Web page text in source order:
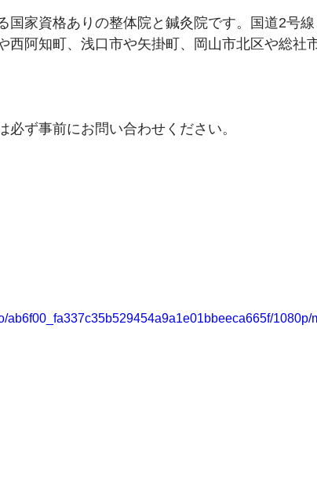
国家資格ありの整体院と鍼灸院です。国道2号
西阿知町、浅口市や矢掛町、岡山市北区や総社
ず事前にお問い合わせください。
ab6f00_fa337c35b529454a9a1e01bbeeca665f/1080p/